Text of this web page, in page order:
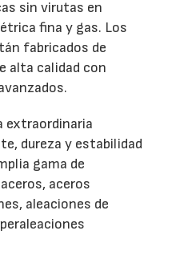
sin virutas en
fina y gas. Los
fabricados de
alta calidad con
extraordinaria
dureza y estabilidad
gama de
aceros
aleaciones de